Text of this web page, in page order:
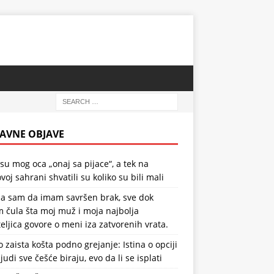
OBJAVE
mog oca „onaj sa pijace“, a tek na
sahrani shvatili su koliko su bili mali
sam da imam savršen brak, sve dok
čula šta moj muž i moja najbolja
govore o meni iza zatvorenih vrata.
zaista košta podno grejanje: Istina o opciji
sve češće biraju, evo da li se isplati